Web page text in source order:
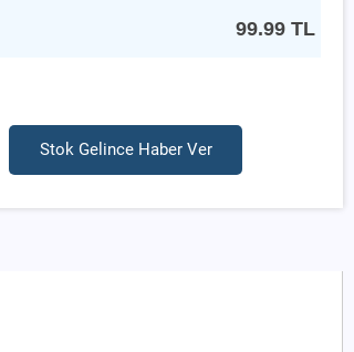
99.99 TL
Stok Gelince Haber Ver